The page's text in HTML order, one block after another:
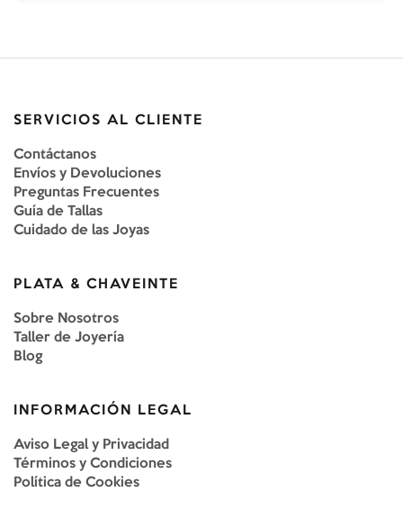
SERVICIOS AL CLIENTE
Contáctanos
Envíos y Devoluciones
Preguntas Frecuentes
Guía de Tallas
Cuidado de las Joyas
PLATA & CHAVEINTE
Sobre Nosotros
Taller de Joyería
Blog
INFORMACIÓN LEGAL
Aviso Legal y Privacidad
Términos y Condiciones
Política de Cookies